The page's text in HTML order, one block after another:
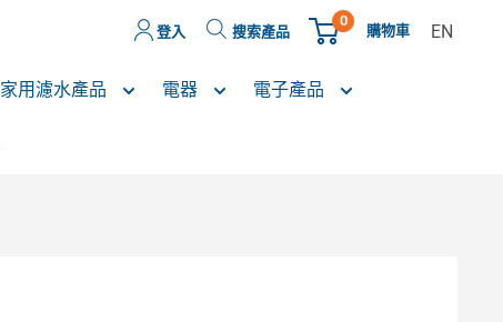
登入 搜索產品
0
購物車 EN
家用濾水產品 電器 電子產品